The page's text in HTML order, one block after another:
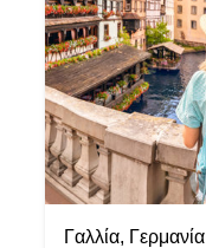
Γαλλία, Γερμανία